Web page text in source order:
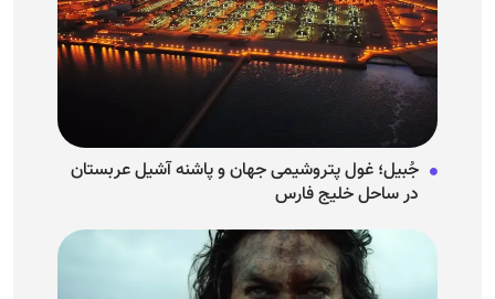
جُبیل؛ غول پتروشیمی جهان و پاشنه آشیل عربستان
در ساحل خلیج فارس